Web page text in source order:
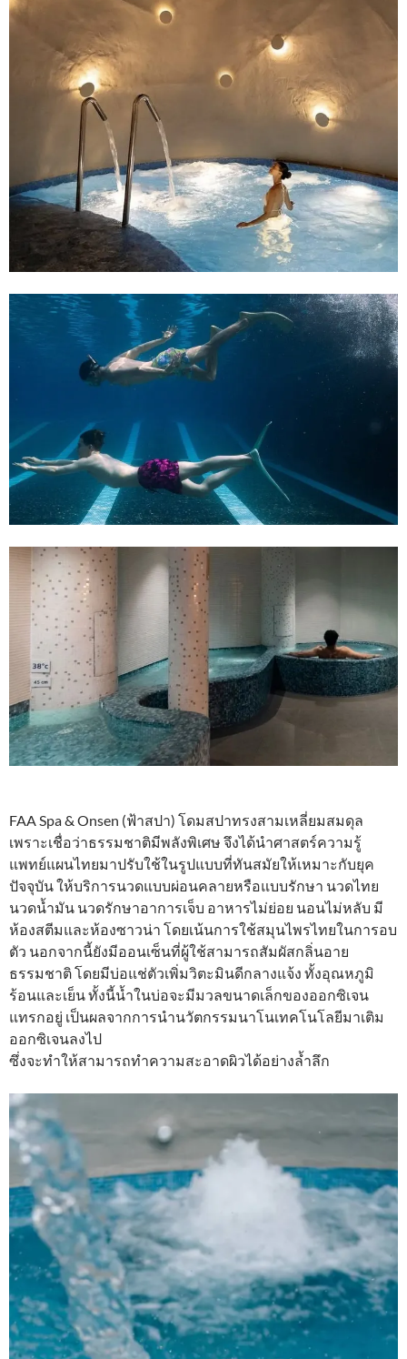
FAA Spa & Onsen (ฟ้าสปา) โดมสปาทรงสามเหลี่ยมสมดุล
เพราะเชื่อว่าธรรมชาติมีพลังพิเศษ จึงได้นําศาสตร์ความรู้
แพทย์แผนไทยมาปรับใช้ในรูปแบบที่ทันสมัยให้เหมาะกับยุค
ปัจจุบัน ให้บริการนวดแบบผ่อนคลายหรือแบบรักษา นวดไทย
นวดน้ำมัน นวดรักษาอาการเจ็บ อาหารไม่ย่อย นอนไม่หลับ มี
ห้องสตีมและห้องซาวน่า โดยเน้นการใช้สมุนไพรไทยในการอบ
ตัว นอกจากนี้ยังมีออนเซ็นที่ผู้ใช้สามารถสัมผัสกลิ่นอาย
ธรรมชาติ โดยมีบ่อแช่ตัวเพิ่มวิตะมินดีกลางแจ้ง ทั้งอุณหภูมิ
ร้อนและเย็น ทั้งนี้น้ำในบ่อจะมีมวลขนาดเล็กของออกซิเจน
แทรกอยู่ เป็นผลจากการนํานวัตกรรมนาโนเทคโนโลยีมาเติม
ออกซิเจนลงไป
ซึ่งจะทำให้สามารถทำความสะอาดผิวได้อย่างล้ำลึก